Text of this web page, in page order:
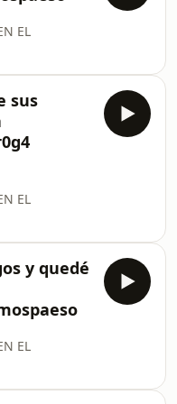
vamospaeso/
@vamospaesohttps://
EL
@vamospaeso
vamospaeso/
@vamospaesohttps://
sus
EL
@vamospaeso
vamospaeso/
@vamospaesohttps://
A
y quedé
EL